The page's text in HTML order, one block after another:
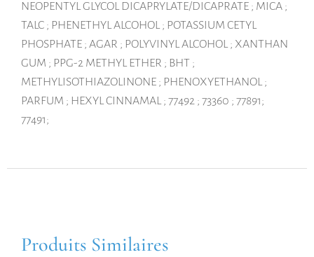
NEOPENTYL GLYCOL DICAPRYLATE/DICAPRATE ; MICA ;
TALC ; PHENETHYL ALCOHOL ; POTASSIUM CETYL
PHOSPHATE ; AGAR ; POLYVINYL ALCOHOL ; XANTHAN
GUM ; PPG-2 METHYL ETHER ; BHT ;
METHYLISOTHIAZOLINONE ; PHENOXYETHANOL ;
PARFUM ; HEXYL CINNAMAL ; 77492 ; 73360 ; 77891;
77491;
Produits Similaires